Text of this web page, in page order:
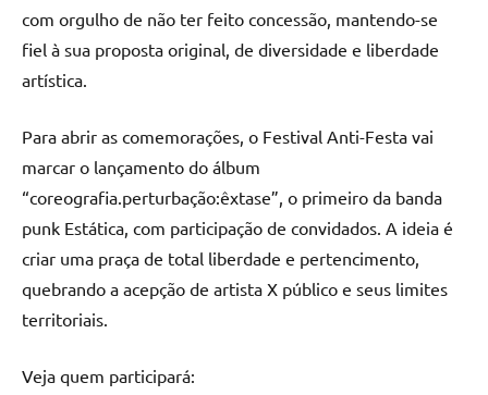
com orgulho de não ter feito concessão, mantendo-se
fiel à sua proposta original, de diversidade e liberdade
artística.
Para abrir as comemorações, o Festival Anti-Festa vai
marcar o lançamento do álbum
“coreografia.perturbação:êxtase”, o primeiro da banda
punk Estática, com participação de convidados. A ideia é
criar uma praça de total liberdade e pertencimento,
quebrando a acepção de artista X público e seus limites
territoriais.
Veja quem participará: